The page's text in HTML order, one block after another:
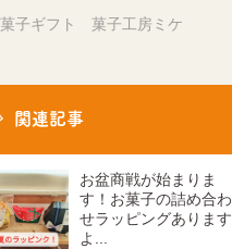
子ギフト 菓子工房ミケ
関連記事
お盆商戦が始まりま
す！お菓子の詰め合わ
せラッピングあります
よ...